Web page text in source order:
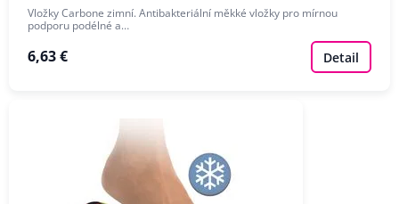
Vložky Carbone zimní. Antibakteriální měkké vložky pro mírnou
podporu podélné a…
6,63 € Detail